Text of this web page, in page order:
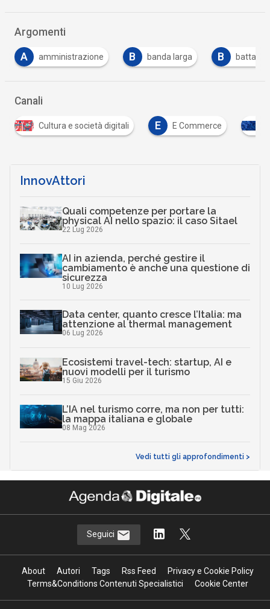
Argomenti
B banda larga battaglia B broadband
Canali
digitali E E Commerce Infrastrutture digitali
InnovAttori
Quali competenze per portare la
physical AI nello spazio: il caso Sitael
22 Lug 2026
AI in azienda, perché gestire il
cambiamento è anche una questione di
sicurezza
10 Lug 2026
Data center, quanto cresce l’Italia: ma
attenzione al thermal management
06 Lug 2026
Ecosistemi travel-tech: startup, AI e
nuovi modelli per il turismo
15 Giu 2026
L’IA nel turismo corre, ma non per tutti:
la mappa italiana e globale
08 Mag 2026
Vedi tutti gli approfondimenti >
Seguici
About Autori Tags Rss Feed
Privacy e Cookie Policy
Terms&Conditions Contenuti Specialistici
Cookie Center